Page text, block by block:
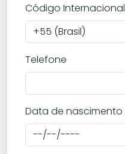
Código Internacional
Telefone
Data de nascimento